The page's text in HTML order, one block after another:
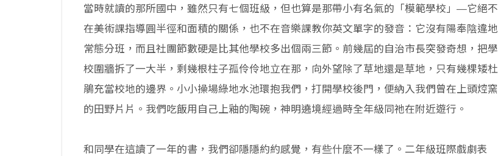
當時就讀的那所國中，雖然只有七個班級，但也算是那帶小有名氣的「模範學校」—它絕不
在美術課指導圓半徑和面積的關係，也不在音樂課教你英文單字的發音：它沒有陽奉陰違地
常態分班，而且社團節數硬是比其他學校多出個兩三節。前幾屆的自治市長突發奇想，把學
校圍牆拆了一大半，剩幾根柱子孤伶伶地立在那，向外望除了草地還是草地，只有幾棵矮杜
鵑充當校地的邊界。小小操場綠地水池環抱我們，打開學校後門，便納入我們曾在上頭焢窯
的田野片片。我們吃飯用自己上釉的陶碗，神明遶境經過時全年級同祂在附近遊行。
和同學在這讀了一年的書，我們卻隱隱約約感覺，有些什麼不一樣了。二年級班際戲劇表